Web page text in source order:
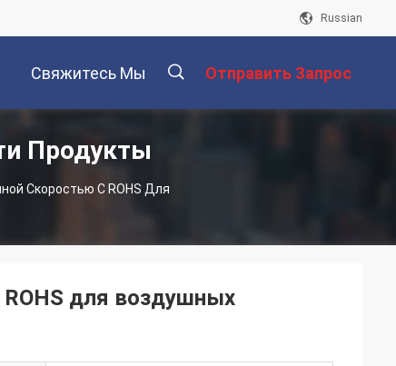
Russian
Свяжитесь Мы Отправить Запрос
Продукты
Скоростью С ROHS Для
для воздушных